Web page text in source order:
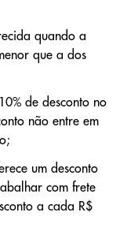
quando a
que a dos
de desconto no
não entre em
um desconto
com frete
a cada R$